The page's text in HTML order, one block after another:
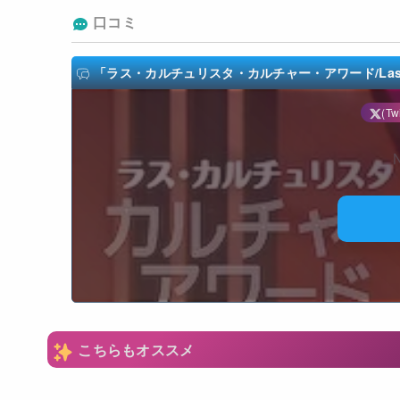
口コミ
「ラス・カルチュリスタ・カルチャー・アワード
こちらもオススメ